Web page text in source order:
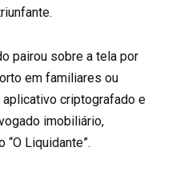
pairou sobre a tela por
em familiares ou
criptografado e
imobiliário,
Liquidante”.